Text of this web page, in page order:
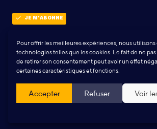
Pour offrir les meilleures expériences, nous utilisons
technologies telles que les cookies. Le fait de ne
de retirer son consentement peut avoir un effet
certaines caractéristiques et fonctions.
Accepter Refuser Voir
JE M'ABONNE
POLITIQUE DE CONFIDENTIALITÉ